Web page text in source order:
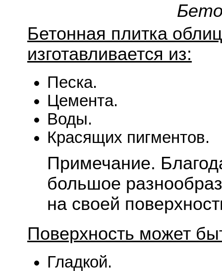
Бетонная плитка
изготавливается из:
Песка.
Цемента.
Воды.
Красящих пигментов.
Примечание.
большое
на своей
Поверхность может
Гладкой.